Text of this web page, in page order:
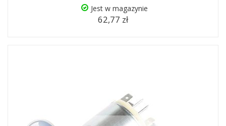
Jest w magazynie
62,77 zł